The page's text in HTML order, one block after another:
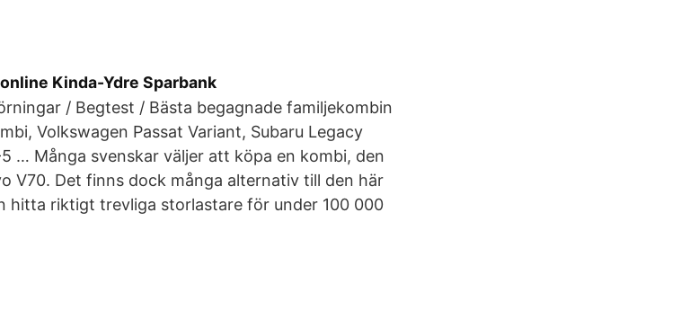
Kinda-Ydre Sparbank
/ Begtest / Bästa begagnade familjekombin
Volkswagen Passat Variant, Subaru Legacy
… Många svenskar väljer att köpa en kombi, den
V70. Det finns dock många alternativ till den här
hitta riktigt trevliga storlastare för under 100 000